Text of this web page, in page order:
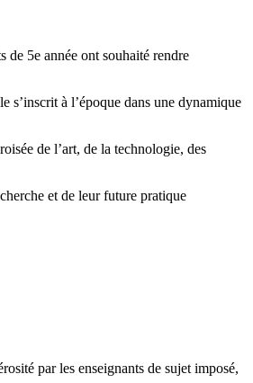
de 5e année ont souhaité rendre
s’inscrit à l’époque dans une dynamique
de l’art, de la technologie, des
et de leur future pratique
par les enseignants de sujet imposé,